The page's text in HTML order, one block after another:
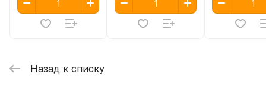
Назад к списку